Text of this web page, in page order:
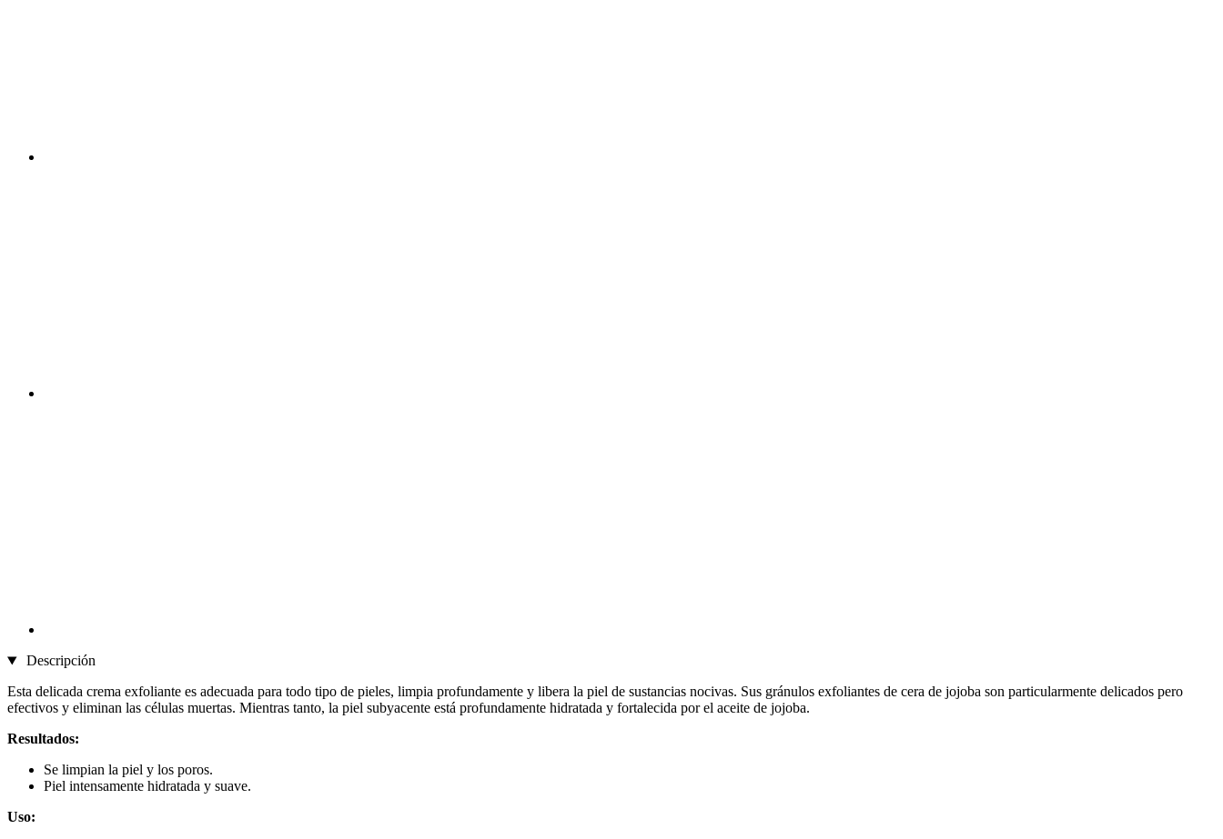
Descripción
Esta delicada crema exfoliante es adecuada para todo tipo de pieles, limpia profundamente y libera la piel de sustancias nocivas. Sus gránulos exfoliantes de cera de jojoba son particularmente delicados pero
efectivos y eliminan las células muertas. Mientras tanto, la piel subyacente está profundamente hidratada y fortalecida por el aceite de jojoba.
Resultados:
Se limpian la piel y los poros.
Piel intensamente hidratada y suave.
Uso: